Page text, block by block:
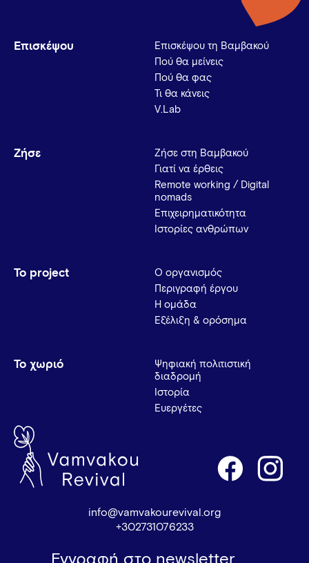
Επισκέψου
Επισκέψου τη Βαμβακού
Πού θα μείνεις
Πού θα φας
Τι θα κάνεις
V.Lab
Ζήσε
Ζήσε στη Βαμβακού
Γιατί να έρθεις
Remote working / Digital
nomads
Επιχειρηματικότητα
Ιστορίες ανθρώπων
Το project
Ο οργανισμός
Περιγραφή έργου
Η ομάδα
Εξέλιξη & ορόσημα
Το χωριό
Ψηφιακή πολιτιστική
διαδρομή
Ιστορία
Ευεργέτες
info@vamvakourevival.org
+302731076233
Εγγραφή στο newsletter